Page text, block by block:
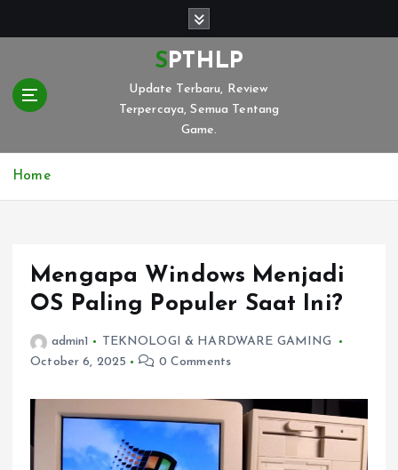
o
SPTHLP
Update Terbaru, Review
Terpercaya, Semua Tentang
Game.
Home
Mengapa Windows Menjadi
OS Paling Populer Saat Ini?
admin1
TEKNOLOGI & HARDWARE GAMING
October 6, 2025
0 Comments